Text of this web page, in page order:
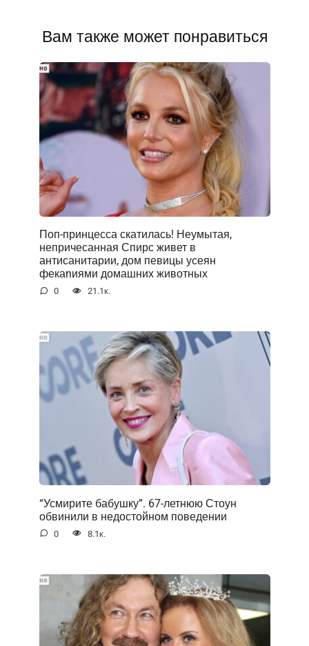
Вам также может понравиться
Поп-принцесса скатилась! Неумытая,
непричесанная Спирс живет в
антисанитарии, дом певицы усеян
фекаnиями домашних животных
0 21.1к.
“Усмирите бабушку”. 67-летнюю Стоун
обвинили в недостойном поведении
0 8.1к.